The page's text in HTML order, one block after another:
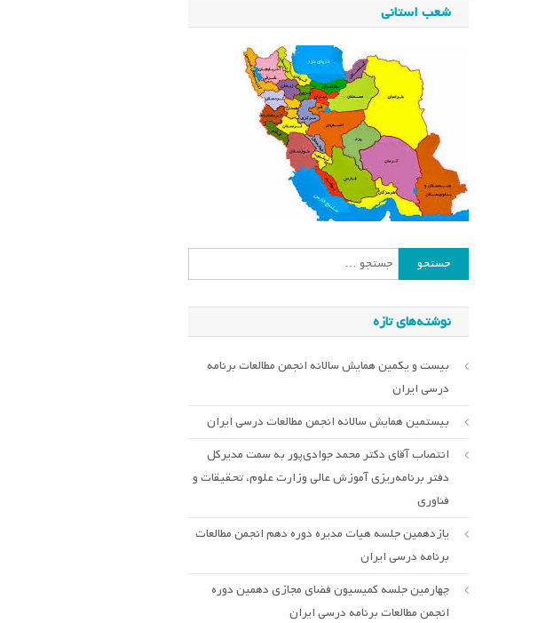
شعب استانی
جستجو
برای:
نوشته‌های تازه
بیست و یکمین همایش سالانه انجمن مطالعات برنامه
درسی ایران
بیستمین همایش سالانه انجمن مطالعات درسی ایران
انتصاب آقای دکتر محمد جوادی‌پور به سمت مدیرکل
دفتر برنامه‌ریزی آموزش عالی وزارت علوم، تحقیقات و
فناوری
یازدهمین جلسه هیات مدیره دوره دهم انجمن مطالعات
برنامه درسی ایران
چهارمین جلسه کمیسیون فضای مجازی دهمین دوره
انجمن مطالعات برنامه درسی ایران